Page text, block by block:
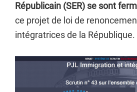
Républicain (SER) se sont
ce projet de loi de
intégratrices de la République.